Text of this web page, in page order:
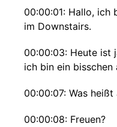
00:00:01: Hallo, ich
im Downstairs.
00:00:03: Heute ist
ich bin ein bisschen
00:00:07: Was
00:00:08: Freuen?